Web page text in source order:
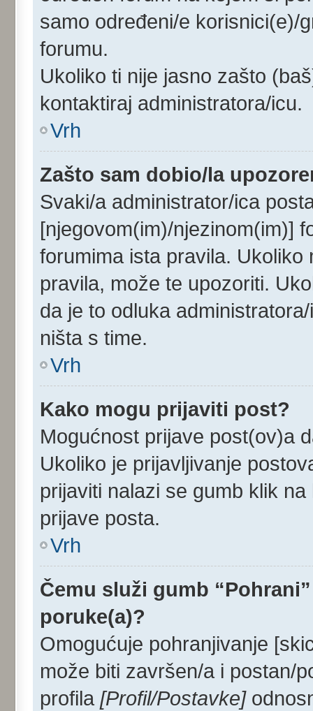
samo određeni/e korisnici(e)/
forumu.
Ukoliko ti nije jasno zašto
kontaktiraj administratora/icu.
Vrh
Zašto sam dobio/la
Svaki/a administrator/ica
[njegovom(im)/njezinom(im)]
forumima ista pravila.
pravila, može te upozoriti.
da je to odluka
ništa s time.
Vrh
Kako mogu prijaviti post?
Mogućnost prijave post(ov)a
Ukoliko je prijavljivanje
prijaviti nalazi se gumb klik
prijave posta.
Vrh
Čemu služi gumb
poruke(a)?
Omogućuje pohranjivanje
može biti završen/a i postan/
profila [Profil/Postavke]